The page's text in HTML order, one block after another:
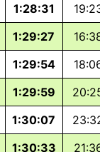
1:28:31
1:29:27
1:29:54
1:29:59
1:30:07
1:30:33